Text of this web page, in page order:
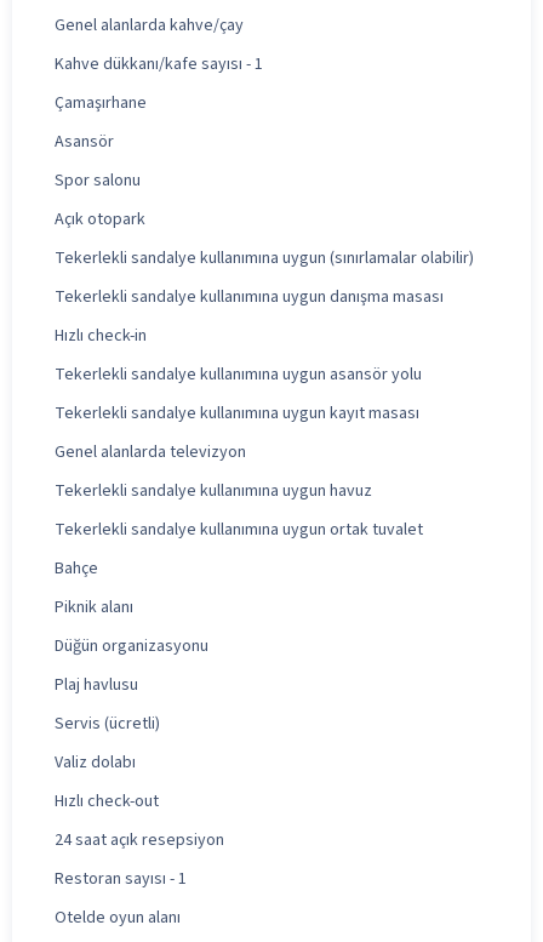
Genel alanlarda kahve/çay
Kahve dükkanı/kafe sayısı - 1
Çamaşırhane
Asansör
Spor salonu
Açık otopark
Tekerlekli sandalye kullanımına uygun (sınırlamalar olabilir)
Tekerlekli sandalye kullanımına uygun danışma masası
Hızlı check-in
Tekerlekli sandalye kullanımına uygun asansör yolu
Tekerlekli sandalye kullanımına uygun kayıt masası
Genel alanlarda televizyon
Tekerlekli sandalye kullanımına uygun havuz
Tekerlekli sandalye kullanımına uygun ortak tuvalet
Bahçe
Piknik alanı
Düğün organizasyonu
Plaj havlusu
Servis (ücretli)
Valiz dolabı
Hızlı check-out
24 saat açık resepsiyon
Restoran sayısı - 1
Otelde oyun alanı